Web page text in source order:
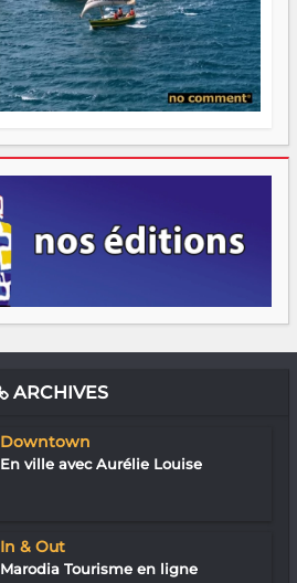
ARCHIVES
Downtown
En ville avec Aurélie Louise
In & Out
Marodia Tourisme en ligne